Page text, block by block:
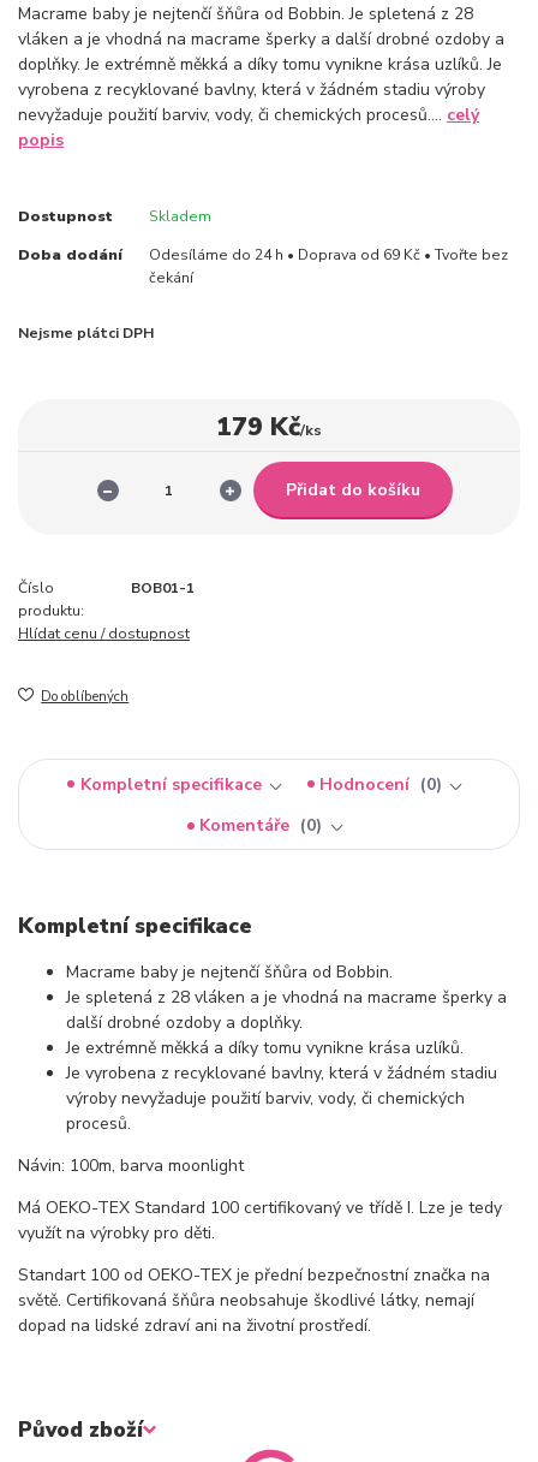
Macrame baby je nejtenčí šňůra od Bobbin. Je spletená z 28
vláken a je vhodná na macrame šperky a další drobné ozdoby a
doplňky. Je extrémně měkká a díky tomu vynikne krása uzlíků. Je
vyrobena z recyklované bavlny, která v žádném stadiu výroby
nevyžaduje použití barviv, vody, či chemických procesů.... celý
popis
Dostupnost Skladem
Doba dodání
Odesíláme do 24 h • Doprava od 69 Kč • Tvořte bez
čekání
Nejsme plátci DPH
179 Kč/ks
Přidat do košíku
Číslo
produktu:
BOB01-1
Hlídat cenu / dostupnost
Do oblíbených
Kompletní specifikace Hodnocení
0
Komentáře
0
Kompletní specifikace
Macrame baby je nejtenčí šňůra od Bobbin.
Je spletená z 28 vláken a je vhodná na macrame šperky a
další drobné ozdoby a doplňky.
Je extrémně měkká a díky tomu vynikne krása uzlíků.
Je vyrobena z recyklované bavlny, která v žádném stadiu
výroby nevyžaduje použití barviv, vody, či chemických
procesů.
Návin: 100m, barva moonlight
Má OEKO-TEX Standard 100 certifikovaný ve třídě I. Lze je tedy
využít na výrobky pro děti.
Standart 100 od OEKO-TEX je přední bezpečnostní značka na
světě. Certifikovaná šňůra neobsahuje škodlivé látky, nemají
dopad na lidské zdraví ani na životní prostředí.
Původ zboží